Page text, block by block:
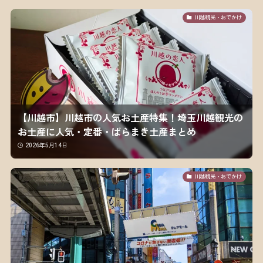
川越観光・おでかけ
【川越市】川越市の人気お土産特集！埼玉川越観光の
お土産に人気・定番・ばらまき土産まとめ
2026年5月14日
川越観光・おでかけ